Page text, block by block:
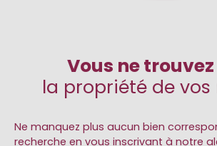
Vous ne
la propriété de vos
Ne manquez plus aucun bien
recherche en vous inscrivant à notre